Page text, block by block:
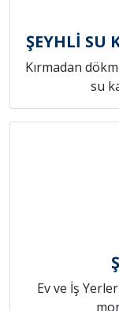
ŞEYHLİ SU
Kırmadan
su
Ev ve İş